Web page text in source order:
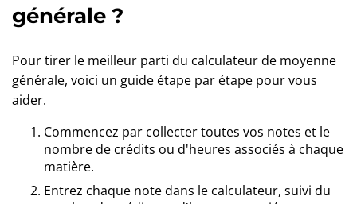
générale ?
Pour tirer le meilleur parti du calculateur de moyenne
générale, voici un guide étape par étape pour vous
aider.
Commencez par collecter toutes vos notes et le
nombre de crédits ou d'heures associés à chaque
matière.
Entrez chaque note dans le calculateur, suivi du